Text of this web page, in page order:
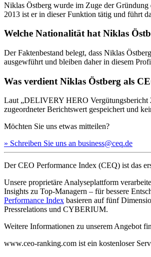
Niklas Östberg wurde im Zuge der
2013 ist er in dieser Funktion tätig und führt
Welche Nationalität hat Niklas
Der Faktenbestand belegt, dass Niklas
ausgewführt und bleiben daher in diesem
Was verdient Niklas Östberg als
Laut „DELIVERY HERO Vergütungsbericht
zugeordneter Berichtswert gespeichert und
Möchten Sie uns etwas mitteilen?
» Schreiben Sie uns an business@ceq.de
Der CEO Performance Index (CEQ) ist das
Unsere proprietäre Analyseplattform
Insights zu Top-Managern – für bessere
Performance Index basieren auf fünf
Pressrelations und CYBERIUM.
Weitere Informationen zu unserem Angebot
www.ceo-ranking.com ist ein kostenloser